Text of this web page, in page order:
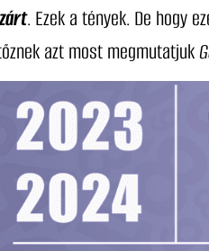
. Ezek a tények. De hogy
azt most megmutatjuk